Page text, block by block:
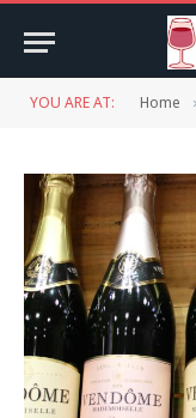
YOU ARE AT: Home